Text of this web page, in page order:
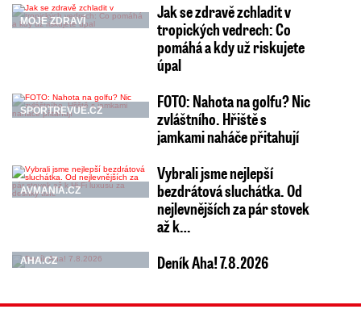
MOJE ZDRAVÍ
Jak se zdravě zchladit v
tropických vedrech: Co
pomáhá a kdy už riskujete
úpal
SPORTREVUE.CZ
FOTO: Nahota na golfu? Nic
zvláštního. Hřiště s
jamkami naháče přitahují
AVMANIA.CZ
Vybrali jsme nejlepší
bezdrátová sluchátka. Od
nejlevnějších za pár stovek
až k…
AHA.CZ Deník Aha! 7.8.2026